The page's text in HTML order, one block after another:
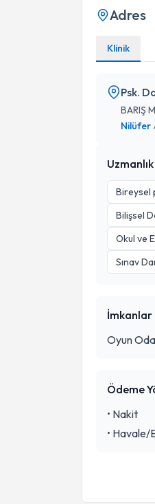
Adres
Klinik
Psk.
BARIŞ
Nilüfer
Bireysel
Bilişsel
Okul ve
Sınav
İmkanlar
Oyun
Ödeme
• Nakit
• Havale/